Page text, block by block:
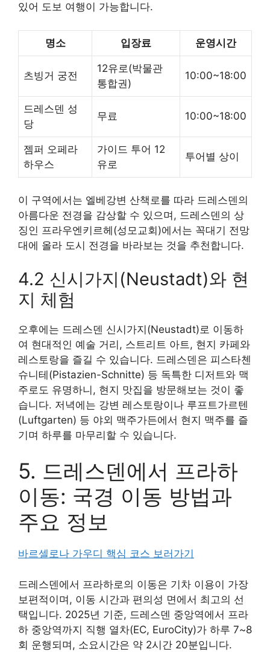
있어 도보 여행이 가능합니다.
명소 입장료 운영시간
츠빙거 궁전
12유로(박물관
통합권)
10:00~18:00
드레스덴 성
당
무료 10:00~18:00
젬퍼 오페라
하우스
가이드 투어 12
유로
투어별 상이
이 구역에서는 엘베강변 산책로를 따라 드레스덴의
아름다운 전경을 감상할 수 있으며, 드레스덴의 상
징인 프라우엔키르헤(성모교회)에서는 꼭대기 전망
대에 올라 도시 전경을 바라보는 것을 추천합니다.
4.2 신시가지(Neustadt)와 현
지 체험
오후에는 드레스덴 신시가지(Neustadt)로 이동하
여 현대적인 예술 거리, 스트리트 아트, 현지 카페와
레스토랑을 즐길 수 있습니다. 드레스덴은 피스타첸
슈니테(Pistazien-Schnitte) 등 독특한 디저트와 맥
주로도 유명하니, 현지 맛집을 방문해보는 것이 좋
습니다. 저녁에는 강변 레스토랑이나 루프트가르텐
(Luftgarten) 등 야외 맥주가든에서 현지 맥주를 즐
기며 하루를 마무리할 수 있습니다.
5. 드레스덴에서 프라하
이동: 국경 이동 방법과
주요 정보
바르셀로나 가우디 핵심 코스 보러가기
드레스덴에서 프라하로의 이동은 기차 이용이 가장
보편적이며, 이동 시간과 편의성 면에서 최고의 선
택입니다. 2025년 기준, 드레스덴 중앙역에서 프라
하 중앙역까지 직행 열차(EC, EuroCity)가 하루 7~8
회 운행되며, 소요시간은 약 2시간 20분입니다.